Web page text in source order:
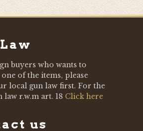
buyers who wants to
of the items, please
local gun law first. For the
law r.w.m art. 18 Click here
us